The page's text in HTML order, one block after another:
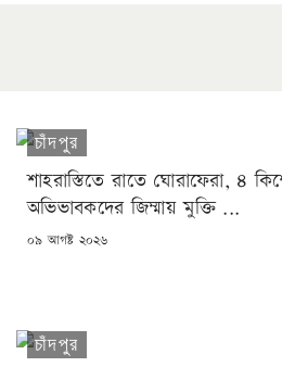
চাঁদপুর
শাহরাস্তিতে রাতে ঘোরাফেরা, ৪
অভিভাবকদের জিম্মায় মুক্তি ...
POSTED
০৯ আগষ্ট ২০২৬
চাঁদপুর